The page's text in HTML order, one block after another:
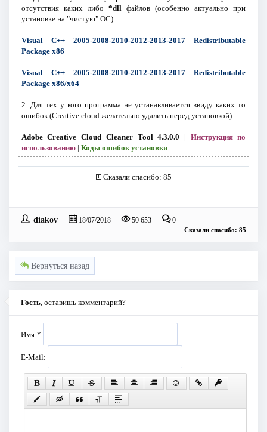
отсутствия каких либо *dll файлов (особенно актуально при
установке на "чистую" ОС):
Visual C++ 2005-2008-2010-2012-2013-2017 Redistributable
Package x86
Visual C++ 2005-2008-2010-2012-2013-2017 Redistributable
Package x86/x64
2. Для тех у кого программа не устанавливается ввиду каких то
ошибок (Creative cloud желательно удалить перед установкой):
Adobe Creative Cloud Cleaner Tool 4.3.0.0 | Инструкция по
использованию| Коды ошибок установки
Сказали спасибо: 85
diakov 18/07/2018 50 653 0
Сказали спасибо: 85
Вернуться назад
Гость , оставишь комментарий?
Имя:*
E-Mail: